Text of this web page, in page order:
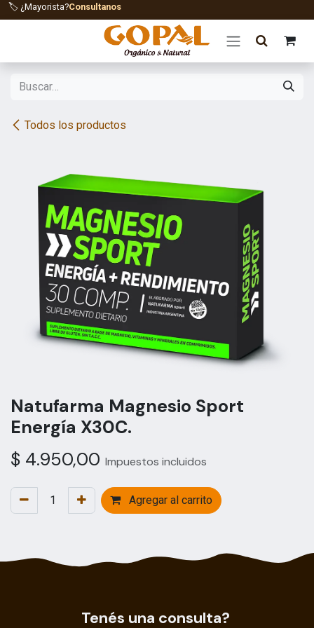
Ir al contenido
🏷️ ¿Mayorista?Consultanos
Todos los productos
Natufarma Magnesio Sport
Energía X30C.
$ 4.950,00 Impuestos incluidos
Agregar al carrito
Tenés una consulta?